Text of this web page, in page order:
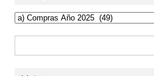
Categorías